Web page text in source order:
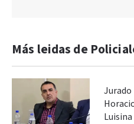
Más leidas de